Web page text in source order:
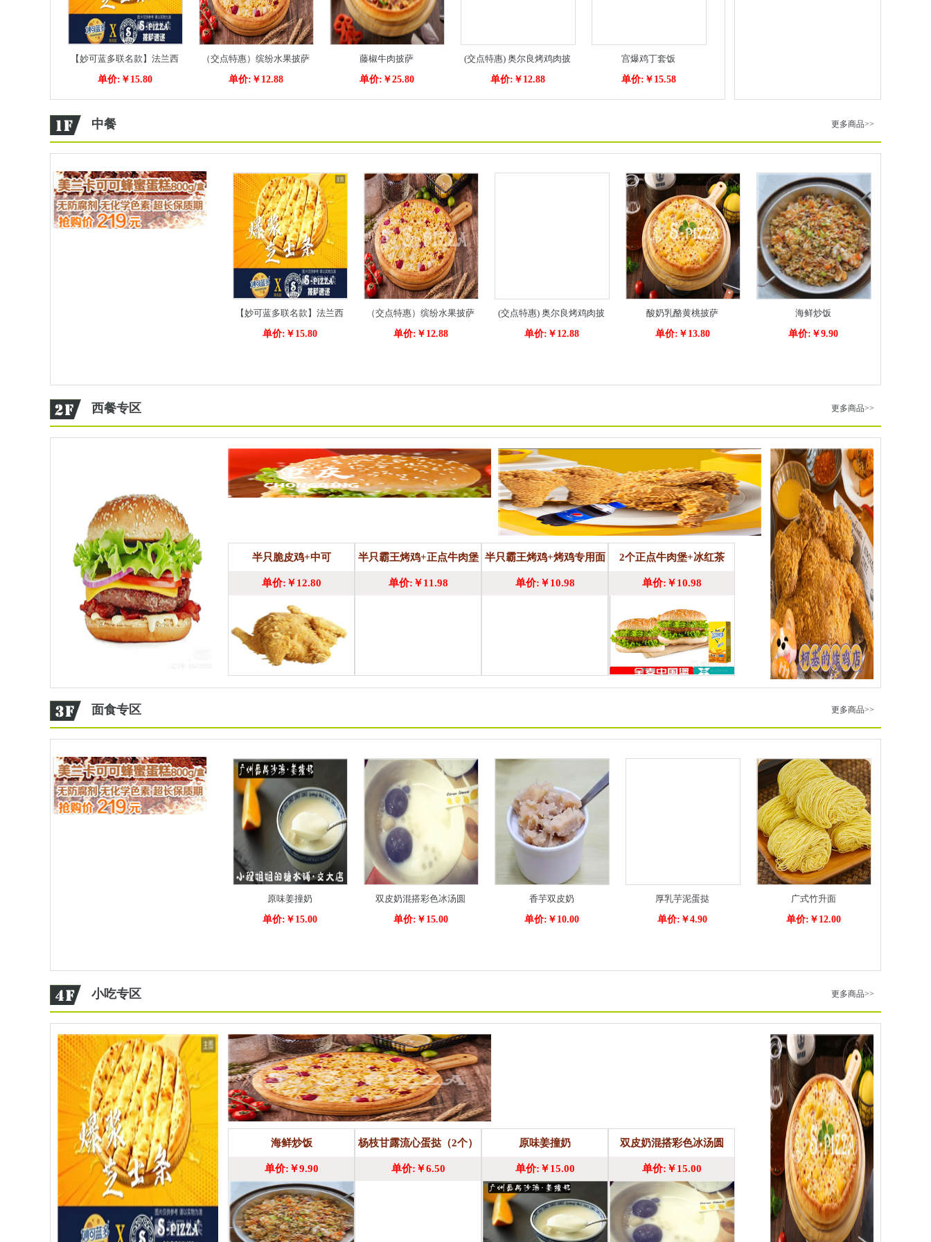
【妙可蓝多联名款】法兰西
爆浆芝士条
单价:￥15.80
（交点特惠）缤纷水果披萨
单价:￥12.88
藤椒牛肉披萨
单价:￥25.80
(交点特惠) 奥尔良烤鸡肉披
萨+免费鸡块
单价:￥12.88
宫爆鸡丁套饭
单价:￥15.58
中餐 更多商品>>
【妙可蓝多联名款】法兰西
爆浆芝士条
单价:￥15.80
（交点特惠）缤纷水果披萨
单价:￥12.88
(交点特惠) 奥尔良烤鸡肉披
萨+免费鸡块
单价:￥12.88
酸奶乳酪黄桃披萨
单价:￥13.80
海鲜炒饭
单价:￥9.90
西餐专区 更多商品>>
半只脆皮鸡+中可
单价:￥12.80
半只霸王烤鸡+正点牛肉堡
+酸梅酱+冰红茶
单价:￥11.98
半只霸王烤鸡+烤鸡专用面
皮+4个煎饺+酸梅酱
单价:￥10.98
2个正点牛肉堡+冰红茶
单价:￥10.98
面食专区 更多商品>>
原味姜撞奶
单价:￥15.00
双皮奶混搭彩色冰汤圆
单价:￥15.00
香芋双皮奶
单价:￥10.00
厚乳芋泥蛋挞
单价:￥4.90
广式竹升面
单价:￥12.00
小吃专区 更多商品>>
海鲜炒饭
单价:￥9.90
杨枝甘露流心蛋挞（2个）
单价:￥6.50
原味姜撞奶
单价:￥15.00
双皮奶混搭彩色冰汤圆
单价:￥15.00